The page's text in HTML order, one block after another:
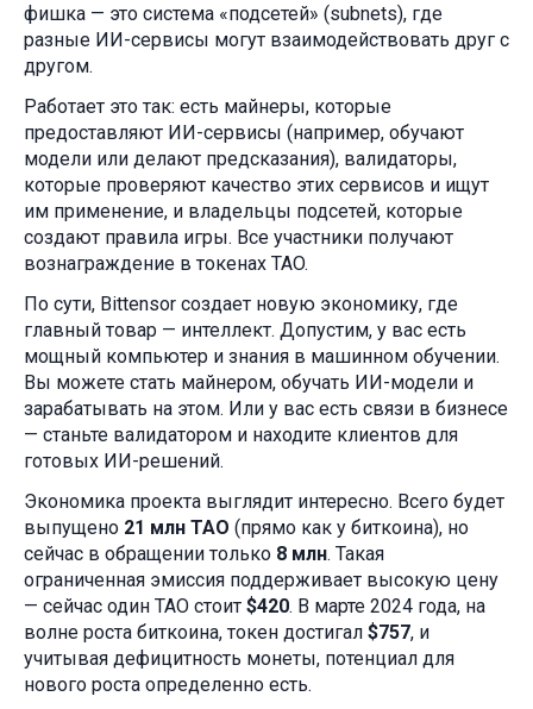
фишка — это система «подсетей» (subnets), где
разные ИИ-сервисы могут взаимодействовать друг с
другом.
Работает это так: есть майнеры, которые
предоставляют ИИ-сервисы (например, обучают
модели или делают предсказания), валидаторы,
которые проверяют качество этих сервисов и ищут
им применение, и владельцы подсетей, которые
создают правила игры. Все участники получают
вознаграждение в токенах TAO.
По сути, Bittensor создает новую экономику, где
главный товар — интеллект. Допустим, у вас есть
мощный компьютер и знания в машинном обучении.
Вы можете стать майнером, обучать ИИ-модели и
зарабатывать на этом. Или у вас есть связи в бизнесе
— станьте валидатором и находите клиентов для
готовых ИИ-решений.
Экономика проекта выглядит интересно. Всего будет
выпущено 21 млн TAO (прямо как у биткоина), но
сейчас в обращении только 8 млн. Такая
ограниченная эмиссия поддерживает высокую цену
— сейчас один TAO стоит $420. В марте 2024 года, на
волне роста биткоина, токен достигал $757, и
учитывая дефицитность монеты, потенциал для
нового роста определенно есть.